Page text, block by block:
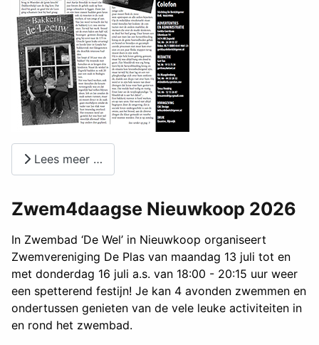
Lees meer …
Zwem4daagse Nieuwkoop 2026
In Zwembad ‘De Wel’ in Nieuwkoop organiseert
Zwemvereniging De Plas van maandag 13 juli tot en
met donderdag 16 juli a.s. van 18:00 - 20:15 uur weer
een spetterend festijn! Je kan 4 avonden zwemmen en
ondertussen genieten van de vele leuke activiteiten in
en rond het zwembad.